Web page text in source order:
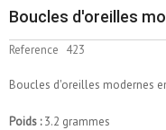
Boucles d'oreilles
Reference 423
Boucles d'oreilles modernes
Poids :3.2 grammes